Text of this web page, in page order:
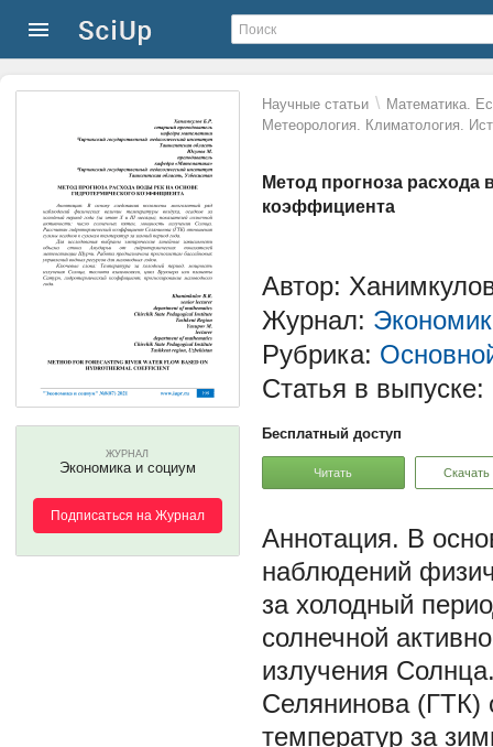
Научные статьи \ Математика.
Метеорология. Климатология.
Метод прогноза расхода
коэффициента
ЖУРНАЛ
Экономика и социум
Подписаться на Журнал
Автор:
Журнал:
Рубрика:
Статья в выпуске:
Бесплатный доступ
Читать Скачать
В
наблюдений
за холодный
солнечной
излучения
Селянинова
температур за